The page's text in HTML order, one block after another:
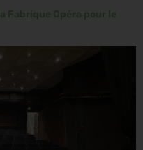
Fabrique Opéra pour le